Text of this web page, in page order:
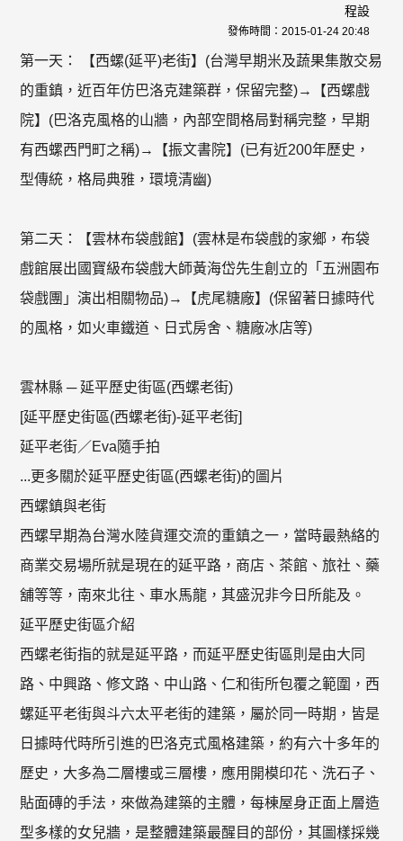
程設
發佈時間： 2015-01-24 20:48
第一天： 【西螺(延平)老街】(台灣早期米及蔬果集散交易
的重鎮，近百年仿巴洛克建築群，保留完整)→【西螺戲
院】(巴洛克風格的山牆，內部空間格局對稱完整，早期
有西螺西門町之稱)→【振文書院】(已有近200年歷史，
型傳統，格局典雅，環境清幽)
第二天：【雲林布袋戲館】(雲林是布袋戲的家鄉，布袋
戲館展出國寶級布袋戲大師黃海岱先生創立的「五洲園布
袋戲團」演出相關物品)→【虎尾糖廠】(保留著日據時代
的風格，如火車鐵道、日式房舍、糖廠冰店等)
雲林縣 ─ 延平歷史街區(西螺老街)
[延平歷史街區(西螺老街)-延平老街]
延平老街／Eva隨手拍
...更多關於延平歷史街區(西螺老街)的圖片
西螺鎮與老街
西螺早期為台灣水陸貨運交流的重鎮之一，當時最熱絡的
商業交易場所就是現在的延平路，商店、茶館、旅社、藥
舖等等，南來北往、車水馬龍，其盛況非今日所能及。
延平歷史街區介紹
西螺老街指的就是延平路，而延平歷史街區則是由大同
路、中興路、修文路、中山路、仁和街所包覆之範圍，西
螺延平老街與斗六太平老街的建築，屬於同一時期，皆是
日據時代時所引進的巴洛克式風格建築，約有六十多年的
歷史，大多為二層樓或三層樓，應用開模印花、洗石子、
貼面磚的手法，來做為建築的主體，每棟屋身正面上層造
型多樣的女兒牆，是整體建築最醒目的部份，其圖樣採幾